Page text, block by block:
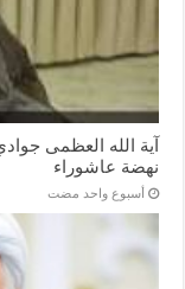
آية الله العظمى
نهضة عاشوراء
‏أسبوع واحد مضت